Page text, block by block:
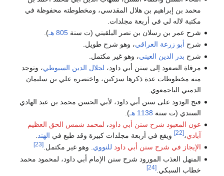
محمد بن إبراهيم بن هلال المقدسي، ومخطوطته محفوظة في
مكتبة لاله لي في أربعة مجلدات.
شرح عمر بن رسلان بن نصر البلقيني (ت سنة805 هـ
).
شرح أبو زرعة العراقي، وهو شرح طويل.
شرح بدر الدين العيني، وهو غير مكتمل.
مرقاة الصعود إلى سنن أبي داود، لجلال الدين السيوطي، وتوجد
منه مخطوطات عدة ذكرها سزكين، واختصره علي بن سليمان
الدمني الباجمعوي.
فتح الودود على سنن أبي داود، لأبي الحسن محمد بن عبد الهادي
السندي (ت سنة 1138 هـ
).
عون المعبود شرح سنن أبي داود، لمحمد شمس الحق العظيم
آبادي،[22] ويقع في أربعة مجلدات كبيرة وقد طبع في الهند
الإيجاز في شرح سنن أبي داود للنووي. وهو غير مكتمل.[23]
المنهل العذب المورود شرح سنن الإمام أبي داود، لمحمود محمد
خطاب السبكي.[24]